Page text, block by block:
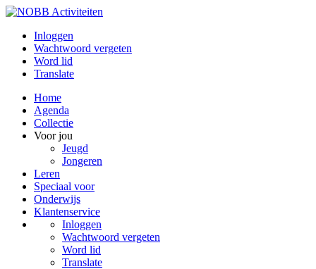
Inloggen
Wachtwoord vergeten
Word lid
Translate
Home
Agenda
Collectie
Voor jou
Jeugd
Jongeren
Leren
Speciaal voor
Onderwijs
Klantenservice
Inloggen
Wachtwoord vergeten
Word lid
Translate